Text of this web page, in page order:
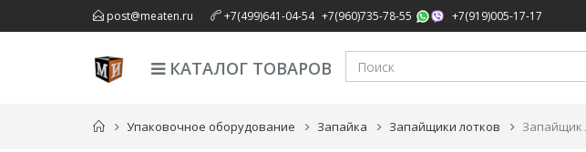
post@meaten.ru +7(499)641-04-54, +7(960)735-78-55 +7(919)005-17-17
КАТАЛОГ ТОВАРОВ
Упаковочное оборудование Запайка Запайщики лотков Запайщик